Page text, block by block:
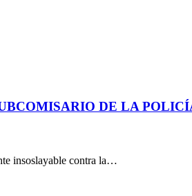
DE LA
insoslayable contra la…